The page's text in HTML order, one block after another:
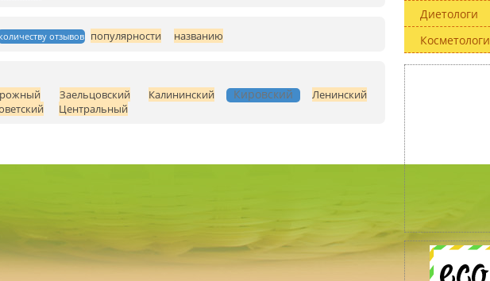
Диетологи
Косметологи
количеству отзывов популярности названию
Заельцовский Калининский Кировский
Ленинский
Центральный